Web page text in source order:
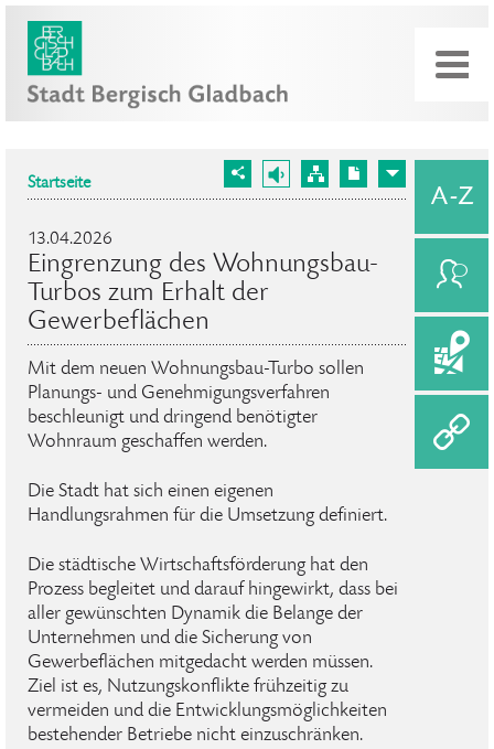
Startseite
13.04.2026
Eingrenzung des Wohnungsbau-
Turbos zum Erhalt der
Gewerbeflächen
Mit dem neuen Wohnungsbau-Turbo sollen
Planungs- und Genehmigungsverfahren
beschleunigt und dringend benötigter
Wohnraum geschaffen werden.
Die Stadt hat sich einen eigenen
Handlungsrahmen für die Umsetzung definiert.
Die städtische Wirtschaftsförderung hat den
Prozess begleitet und darauf hingewirkt, dass bei
aller gewünschten Dynamik die Belange der
Unternehmen und die Sicherung von
Gewerbeflächen mitgedacht werden müssen.
Ziel ist es, Nutzungskonflikte frühzeitig zu
vermeiden und die Entwicklungsmöglichkeiten
bestehender Betriebe nicht einzuschränken.